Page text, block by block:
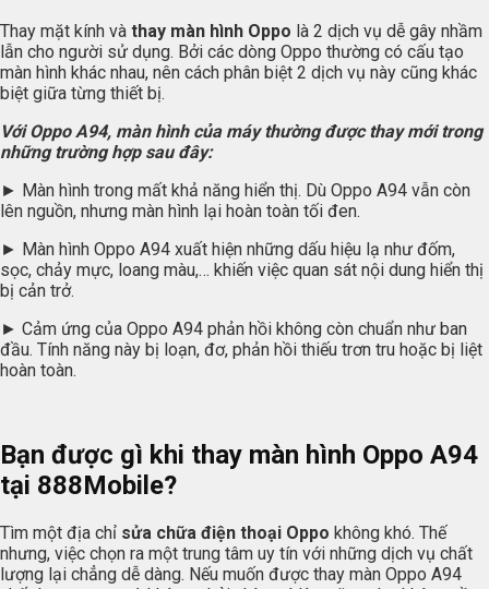
Thay mặt kính và thay màn hình Oppo là 2 dịch vụ dễ gây nhầm
lẫn cho người sử dụng. Bởi các dòng Oppo thường có cấu tạo
màn hình khác nhau, nên cách phân biệt 2 dịch vụ này cũng khác
biệt giữa từng thiết bị.
Với Oppo A94, màn hình của máy thường được thay mới trong
những trường hợp sau đây:
► Màn hình trong mất khả năng hiển thị. Dù Oppo A94 vẫn còn
lên nguồn, nhưng màn hình lại hoàn toàn tối đen.
► Màn hình Oppo A94 xuất hiện những dấu hiệu lạ như đốm,
sọc, chảy mực, loang màu,… khiến việc quan sát nội dung hiển thị
bị cản trở.
► Cảm ứng của Oppo A94 phản hồi không còn chuẩn như ban
đầu. Tính năng này bị loạn, đơ, phản hồi thiếu trơn tru hoặc bị liệt
hoàn toàn.
Bạn được gì khi thay màn hình Oppo A94
tại 888Mobile?
Tìm một địa chỉ sửa chữa điện thoại Oppo không khó. Thế
nhưng, việc chọn ra một trung tâm uy tín với những dịch vụ chất
lượng lại chẳng dễ dàng. Nếu muốn được thay màn Oppo A94